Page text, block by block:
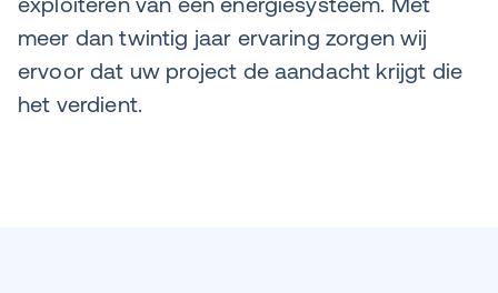
meer dan twintig jaar ervaring zorgen wij
ervoor dat uw project de aandacht krijgt die
het verdient.